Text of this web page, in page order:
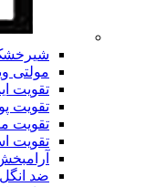
مولتی
تقویت
تقویت
تقویت
تقویت
ضد